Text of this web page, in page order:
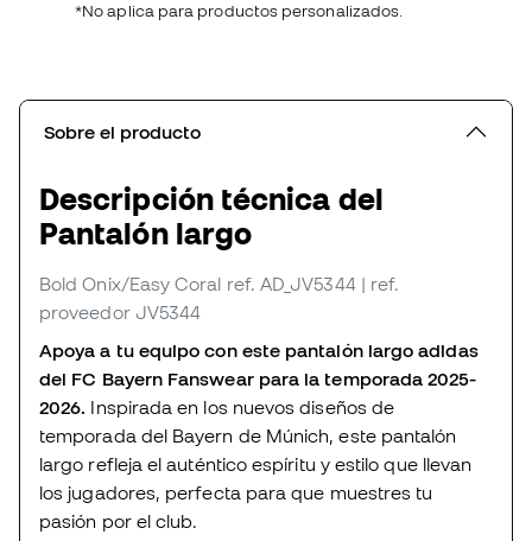
*No aplica para productos personalizados.
Sobre el producto
Descripción técnica del
Pantalón largo
Bold Onix/Easy Coral ref. AD_JV5344 | ref.
proveedor JV5344
Apoya a tu equipo con este pantalón largo adidas
del FC Bayern Fanswear para la temporada 2025-
2026. Inspirada en los nuevos diseños de
temporada del Bayern de Múnich, este pantalón
largo refleja el auténtico espíritu y estilo que llevan
los jugadores, perfecta para que muestres tu
pasión por el club.